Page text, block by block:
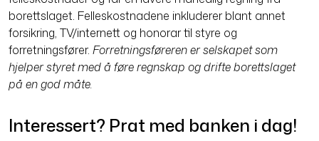
borettslaget. Felleskostnadene inkluderer blant annet
forsikring, TV/internett og honorar til styre og
forretningsfører. Forretningsføreren er selskapet som
hjelper styret med å føre regnskap og drifte borettslaget
på en god måte.
Interessert? Prat med banken i dag!